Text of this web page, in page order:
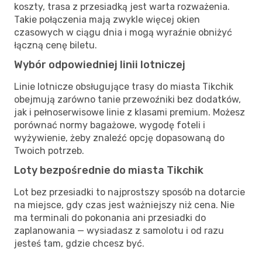
koszty, trasa z przesiadką jest warta rozważenia.
Takie połączenia mają zwykle więcej okien
czasowych w ciągu dnia i mogą wyraźnie obniżyć
łączną cenę biletu.
Wybór odpowiedniej linii lotniczej
Linie lotnicze obsługujące trasy do miasta Tikchik
obejmują zarówno tanie przewoźniki bez dodatków,
jak i pełnoserwisowe linie z klasami premium. Możesz
porównać normy bagażowe, wygodę foteli i
wyżywienie, żeby znaleźć opcję dopasowaną do
Twoich potrzeb.
Loty bezpośrednie do miasta Tikchik
Lot bez przesiadki to najprostszy sposób na dotarcie
na miejsce, gdy czas jest ważniejszy niż cena. Nie
ma terminali do pokonania ani przesiadki do
zaplanowania — wysiadasz z samolotu i od razu
jesteś tam, gdzie chcesz być.